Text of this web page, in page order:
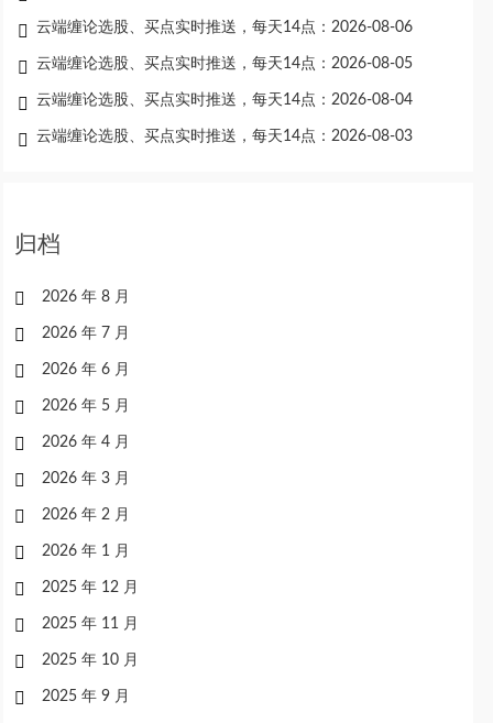
云端缠论选股、买点实时推送，每天14点：2026-08-06
云端缠论选股、买点实时推送，每天14点：2026-08-05
云端缠论选股、买点实时推送，每天14点：2026-08-04
云端缠论选股、买点实时推送，每天14点：2026-08-03
归档
2026 年 8 月
2026 年 7 月
2026 年 6 月
2026 年 5 月
2026 年 4 月
2026 年 3 月
2026 年 2 月
2026 年 1 月
2025 年 12 月
2025 年 11 月
2025 年 10 月
2025 年 9 月